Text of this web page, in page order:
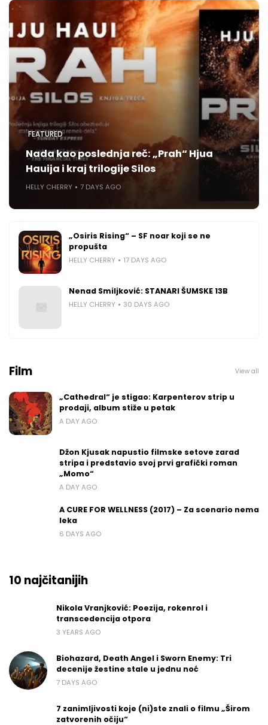
FEATURED
Nada kao poslednja reč: „Prah“ Hjua
Hauija i kraj trilogije Silos
HELLY CHERRY 7 DAYS AGO
„Osiris Rising“ – SF noar koji se ne
propušta
HELLY CHERRY 17 DAYS AGO
Nenad Smiljković: STANARI ŠUMSKE 13B
HELLY CHERRY 30 DAYS AGO
Film View all
„Cathedral“ je stigao: Karpenterov strip u
prodaji, album stiže u petak
A DAY AGO
Džon Kjusak napustio filmske setove zarad
stripa i predstavio svoj prvi grafički roman
„Momo“
A DAY AGO
A CURE FOR WELLNESS (2017) – Za scenario nema
leka
6 DAYS AGO
10 najčitanijih
Nikola Vranjković: Poezija, rokenrol i
transcedencija otpora
3 YEARS AGO
Biohazard, Death Angel i Sworn Enemy: Tri
decenije žestine stale u jednu noć
7 DAYS AGO
7 zanimljivosti koje (ni)ste znali o filmu „Širom
zatvorenih očiju“